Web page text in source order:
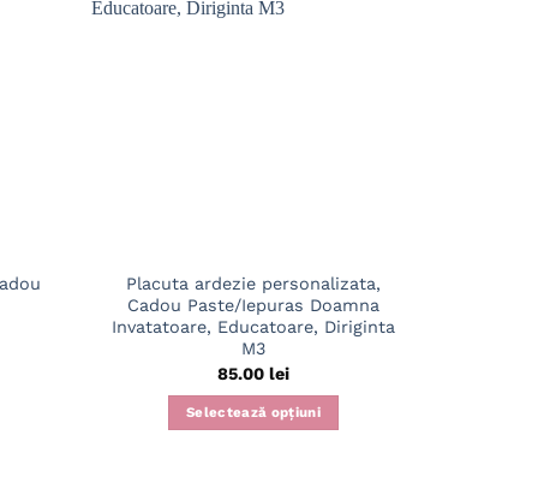
Placuta ardezie personalizata,
Cadou Paste/Iepuras Doamna
Invatatoare, Educatoare, Diriginta
M3
85.00 lei
Selectează opțiuni